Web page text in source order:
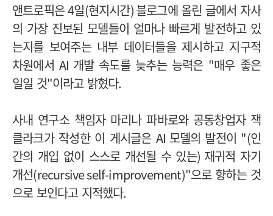
앤트로픽은4일(현지시간)블로그에 올린 글에서 자사
의 가장 진보된 모델들이 얼마나 빠르게 발전하고 있
는지를 보여주는 내부 데이터들을 제시하고 지구적
차원에서AI 개발 속도를 늦추는 능력은 "매우 좋은
일일 것"이라고 밝혔다.
사내 연구소 책임자 마리나 파바로와 공동창업자 잭
클라크가 작성한 이 게시글은 AI 모델의 발전이 "(인
간의 개입 없이 스스로 개선될 수 있는) 재귀적 자기
개선(recursive self-improvement)"으로 향하는 것
으로 보인다고 지적했다.